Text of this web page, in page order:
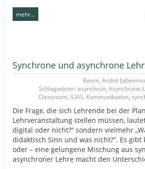
mehr…
Synchrone und asynchrone
Beem, André
Schlagwörter: asynchron, Asynchrone
Classroom, ILIAS, Kommunikation,
Die Frage, die sich Lehrende bei der
Lehrveranstaltung stellen müssen,
digital oder nicht?“ sondern vielmehr
didaktisch Sinn und was nicht?“. Es gibt
oder – eine gelungene Mischung aus
asynchroner Lehre macht den